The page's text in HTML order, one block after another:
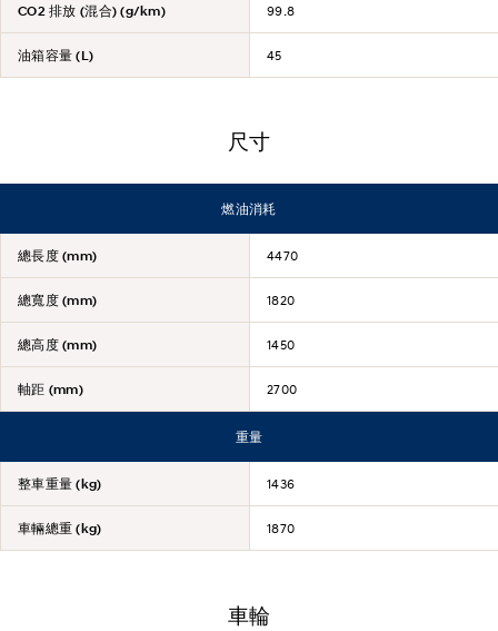
CO2 排放 (混合) (g/km) 99.8
油箱容量 (L) 45
尺寸
燃油消耗
總長度 (mm) 4470
總寬度 (mm) 1820
總高度 (mm) 1450
軸距 (mm) 2700
重量
整車重量 (kg) 1436
車輛總重 (kg) 1870
車輪